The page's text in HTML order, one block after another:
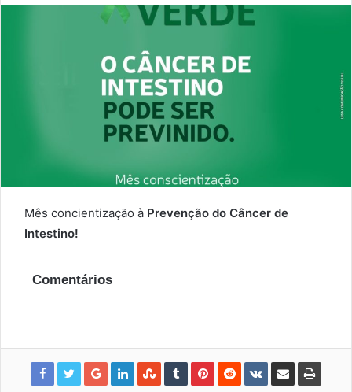
Mês concientização à Prevenção do Câncer de
Intestino!
Comentários